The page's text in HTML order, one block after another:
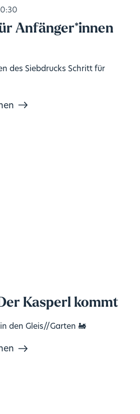
Anfänger*innen
des Siebdrucks Schritt für
Kasperl kommt
den Gleis//Garten 🚂